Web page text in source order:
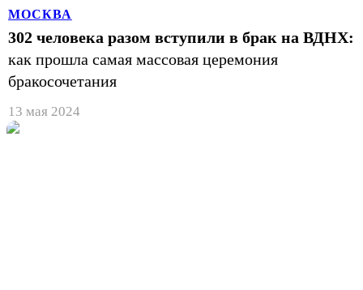
МОСКВА
302 человека разом вступили в брак на ВДНХ:
как прошла самая массовая церемония
бракосочетания
13 мая 2024